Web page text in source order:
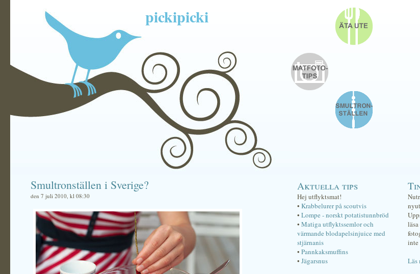
pickipicki
Smultronställen i Sverige?
den 7 juli 2010, kl 08:30
Aktuella tips
Hej utflyktsmat!
• Krabbelurer på scoutvis
• Lompe - norskt potatistunnbröd
• Matiga utflyktssemlor och
värmande blodapelsinjuice med
stjärnanis
• Pannkaksmuffins
• Jägarsnus
inte
Läs